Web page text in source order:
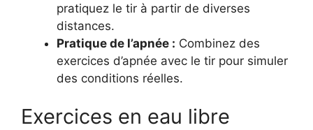
pratiquez le tir à partir de diverses
distances.
Pratique de l’apnée : Combinez des
exercices d’apnée avec le tir pour simuler
des conditions réelles.
Exercices en eau libre